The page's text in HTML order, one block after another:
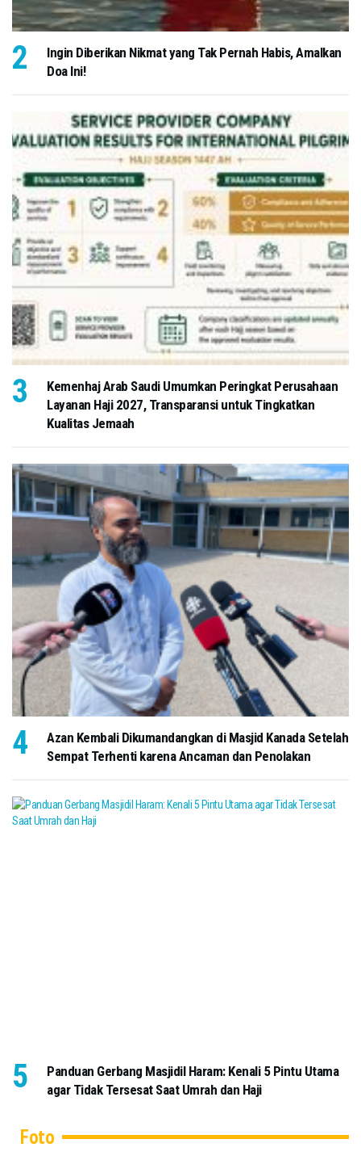
Ingin Diberikan Nikmat yang Tak Pernah Habis, Amalkan
Doa Ini!
Kemenhaj Arab Saudi Umumkan Peringkat Perusahaan
Layanan Haji 2027, Transparansi untuk Tingkatkan
Kualitas Jemaah
Azan Kembali Dikumandangkan di Masjid Kanada Setelah
Sempat Terhenti karena Ancaman dan Penolakan
Panduan Gerbang Masjidil Haram: Kenali 5 Pintu Utama
agar Tidak Tersesat Saat Umrah dan Haji
Foto